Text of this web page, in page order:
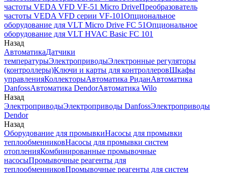
частоты VEDA VFD VF-51 Micro DriveПреобразователь
частоты VEDA VFD серии VF-101Опциональное
оборудование для VLT Micro Drive FC 51Опциональное
оборудование для VLT HVAC Basic FC 101
Назад
АвтоматикаДатчики
температурыЭлектроприводыЭлектронные регуляторы
(контроллеры)Ключи и карты для контроллеровШкафы
управленияКоллекторыАвтоматика РиданАвтоматика
DanfossАвтоматика DendorАвтоматика Wilo
Назад
ЭлектроприводыЭлектроприводы DanfossЭлектроприводы
Dendor
Назад
Оборудование для промывкиНасосы для промывки
теплообменниковНасосы для промывки систем
отопленияКомбинированные промывочные
насосыПромывочные реагенты для
теплообменниковПромывочные реагенты для систем